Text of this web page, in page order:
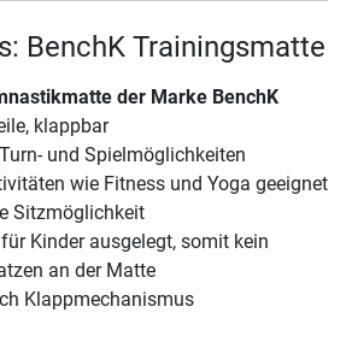
BenchK Trainingsmatte
der Marke BenchK
klappbar
und Spielmöglichkeiten
wie Fitness und Yoga geeignet
Sitzmöglichkeit
Kinder ausgelegt, somit kein
an der Matte
Klappmechanismus